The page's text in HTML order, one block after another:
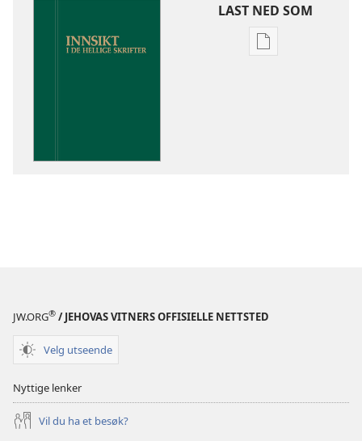
LAST NED SOM
JW.ORG® / JEHOVAS VITNERS OFFISIELLE NETTSTED
Velg utseende
Nyttige lenker
Vil du ha et besøk?